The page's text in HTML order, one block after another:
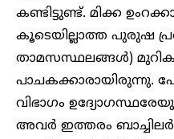
കണ്ടിട്ടുണ്ട്. മിക്ക
കൂടെയില്ലാത്ത പുരുഷ
താമസസ്ഥലങ്ങൾ)
പാചകക്കാരായിരുന്നു.
വിഭാഗം
അവർ ഇത്തരം